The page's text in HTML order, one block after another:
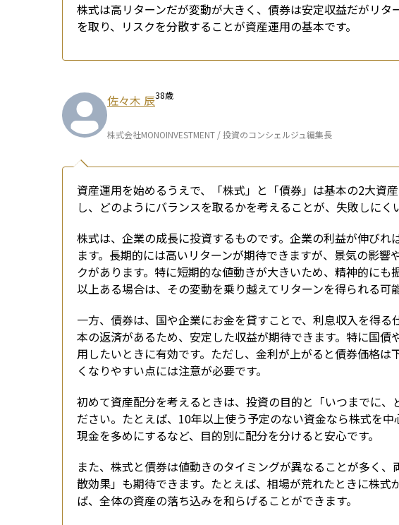
株式は高リターンだが変動が大きく、債券は安定収益だがリ
を取り、リスクを分散することが資産運用の基本です。
佐々木 辰38歳
株式会社MONOINVESTMENT / 投資のコンシェルジュ編集長
資産運用を始めるうえで、「株式」と「債券」は基本の2大資
し、どのようにバランスを取るかを考えることが、失敗しにく
株式は、企業の成長に投資するものです。企業の利益が伸び
ます。長期的には高いリターンが期待できますが、景気の影
クがあります。特に短期的な値動きが大きいため、精神的に
以上ある場合は、その変動を乗り越えてリターンを得られる可
一方、債券は、国や企業にお金を貸すことで、利息収入を得
本の返済があるため、安定した収益が期待できます。特に国
用したいときに有効です。ただし、金利が上がると債券価格
くなりやすい点には注意が必要です。
初めて資産配分を考えるときは、投資の目的と「いつまでに
ださい。たとえば、10年以上使う予定のない資金なら株式を
現金を多めにするなど、目的別に配分を分けると安心です。
また、株式と債券は値動きのタイミングが異なることが多く
散効果」も期待できます。たとえば、相場が荒れたときに株
ば、全体の資産の落ち込みを和らげることができます。